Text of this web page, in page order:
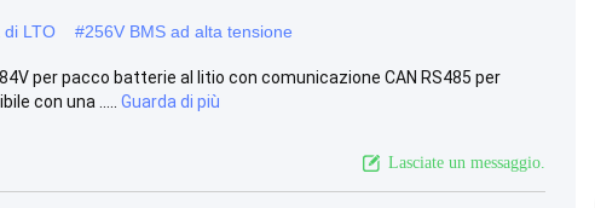
di LTO #256V BMS ad alta tensione
per pacco batterie al litio con comunicazione CAN RS485 per
con una .....
Guarda di più
Lasciate un messaggio.